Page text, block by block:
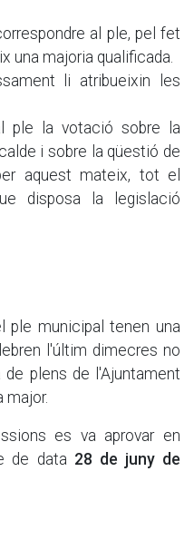
al ple, pel fet
una majoria qualificada.
li atribueixin les
ple la votació sobre la
i sobre la qüestió de
aquest mateix, tot el
disposa la legislació
ple municipal tenen una
l'últim dimecres no
de plens de l'Ajuntament
major.
es va aprovar en
de data 28 de juny de